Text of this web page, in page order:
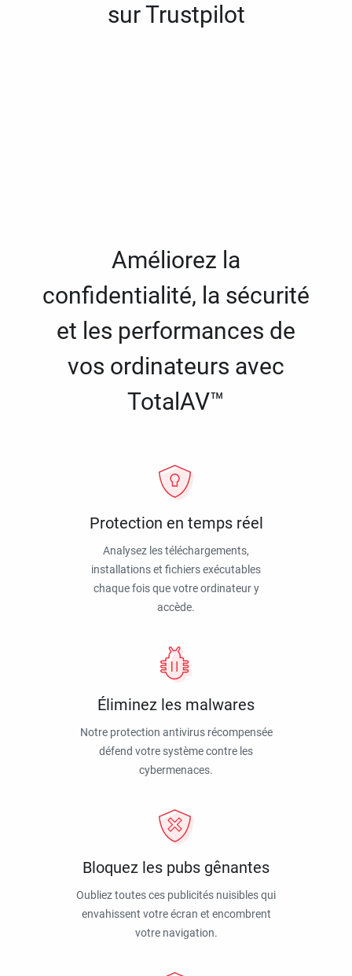
sur Trustpilot
Améliorez la
confidentialité, la sécurité
et les performances de
vos ordinateurs avec
TotalAV™
Protection en temps réel
Analysez les téléchargements,
installations et fichiers exécutables
chaque fois que votre ordinateur y
accède.
Éliminez les malwares
Notre protection antivirus récompensée
défend votre système contre les
cybermenaces.
Bloquez les pubs gênantes
Oubliez toutes ces publicités nuisibles qui
envahissent votre écran et encombrent
votre navigation.